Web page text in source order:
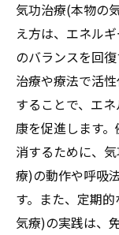
気功治
通じて
バラン
(本物の
の役割
天啓気
ニーや
するた
心身の
気功治療(本物の
え方は、エネル
のバランスを回
治療や療法で活
することで、エ
康を促進します
消するために、
療)の動作や呼吸
す。また、定期
気療)の実践は、